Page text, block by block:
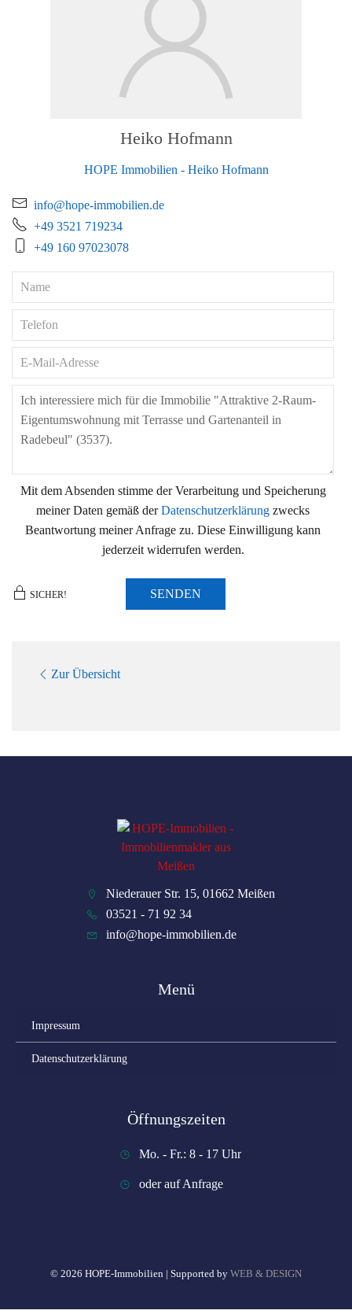
Heiko Hofmann
HOPE Immobilien - Heiko Hofmann
info@hope-immobilien.de
+49 3521 719234
+49 160 97023078
Mit dem Absenden stimme der Verarbeitung und Speicherung
meiner Daten gemäß derDatenschutzerklärung zwecks
Beantwortung meiner Anfrage zu. Diese Einwilligung kann
jederzeit widerrufen werden.
SICHER! SENDEN
Zur Übersicht
Niederauer Str. 15, 01662 Meißen
03521 - 71 92 34
info@hope-immobilien.de
Menü
Impressum
Datenschutzerklärung
Öffnungszeiten
Mo. - Fr.: 8 - 17 Uhr
oder auf Anfrage
© 2026 HOPE-Immobilien | Supported by WEB & DESIGN